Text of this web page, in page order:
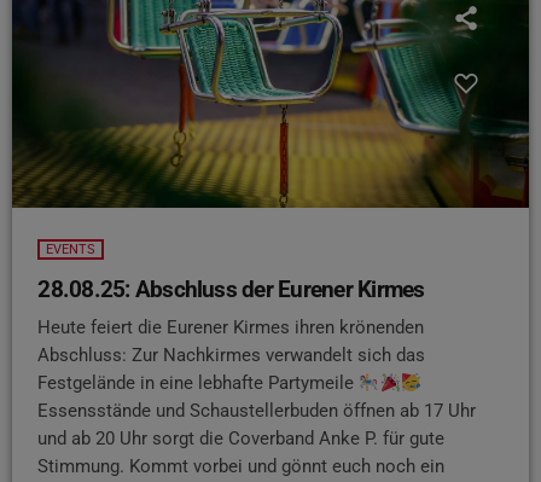
EVENTS
28.08.25: Abschluss der Eurener Kirmes
Heute feiert die Eurener Kirmes ihren krönenden
Abschluss: Zur Nachkirmes verwandelt sich das
Festgelände in eine lebhafte Partymeile
Essensstände und Schaustellerbuden öffnen ab 17 Uhr
und ab 20 Uhr sorgt die Coverband Anke P. für gute
Stimmung. Kommt vorbei und gönnt euch noch ein